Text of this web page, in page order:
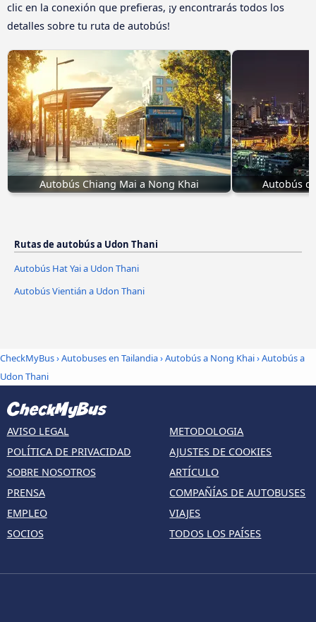
clic en la conexión que prefieras, ¡y encontrarás todos los
detalles sobre tu ruta de autobús!
Autobús Chiang Mai a Nong Khai Autobús
Rutas de autobús a Udon Thani
Autobús Hat Yai a Udon Thani
Autobús Vientián a Udon Thani
CheckMyBus›Autobuses en Tailandia›Autobús a Nong Khai›Autobús a
Udon Thani
AVISO LEGAL
POLÍTICA DE PRIVACIDAD
SOBRE NOSOTROS
PRENSA
EMPLEO
SOCIOS
METODOLOGIA
AJUSTES DE COOKIES
ARTÍCULO
COMPAÑÍAS DE AUTOBUSES
VIAJES
TODOS LOS PAÍSES